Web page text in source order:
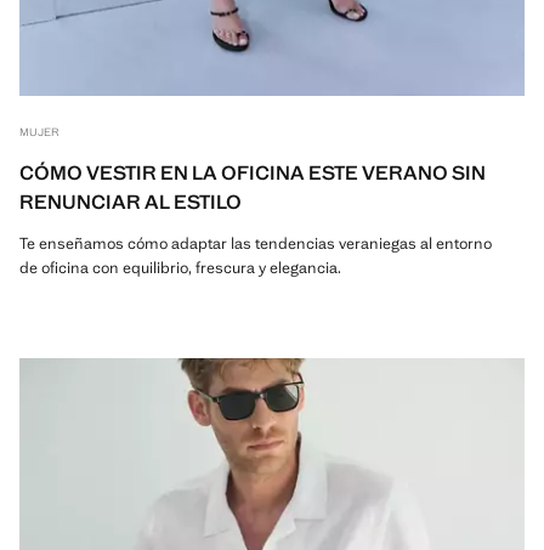
MUJER
CÓMO VESTIR EN LA OFICINA ESTE VERANO SIN
RENUNCIAR AL ESTILO
Te enseñamos cómo adaptar las tendencias veraniegas al entorno
de oficina con equilibrio, frescura y elegancia.